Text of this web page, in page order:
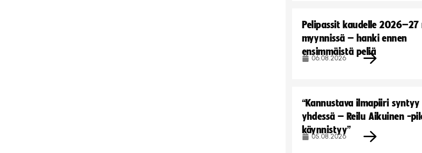
Pelipassit kaudelle
myynnissä – hanki ennen
ensimmäistä peliä
06.08.2026
“Kannustava ilmapiiri syntyy
yhdessä – Reilu Aikuinen -
käynnistyy”
05.08.2026